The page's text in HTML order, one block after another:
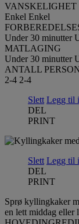
VANSKELIGHET
Enkel Enkel
Under 30 minutter
MATLAGING
Under 30 minutter
ANTALL
2-4 2-4
Slett Legg til
DEL
PRINT
Slett Legg til
DEL
PRINT
Sprø kyllingkaker
en lett middag eller